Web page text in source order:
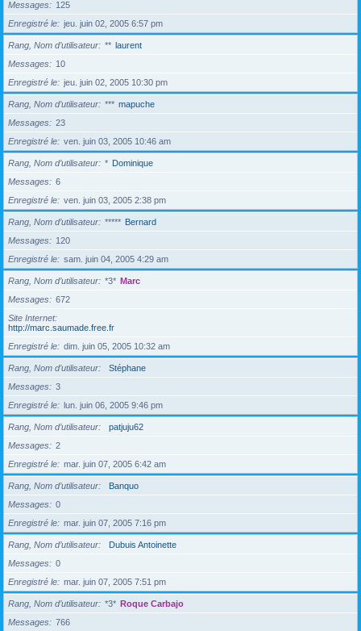
Messages
125
Enregistré le
jeu. juin 02, 2005 6:57 pm
Rang, Nom d’utilisateur ** laurent
Messages
10
Enregistré le
jeu. juin 02, 2005 10:30 pm
Rang, Nom d’utilisateur *** mapuche
Messages
23
Enregistré le
ven. juin 03, 2005 10:46 am
Rang, Nom d’utilisateur * Dominique
Messages
6
Enregistré le
ven. juin 03, 2005 2:38 pm
Rang, Nom d’utilisateur ***** Bernard
Messages
120
Enregistré le
sam. juin 04, 2005 4:29 am
Rang, Nom d’utilisateur *3* Marc
Messages
672
Site Internet
http://marc.saumade.free.fr
Enregistré le
dim. juin 05, 2005 10:32 am
Rang, Nom d’utilisateur
Stéphane
Messages
3
Enregistré le
lun. juin 06, 2005 9:46 pm
Rang, Nom d’utilisateur
patjuju62
Messages
2
Enregistré le
mar. juin 07, 2005 6:42 am
Rang, Nom d’utilisateur
Banquo
Messages
0
Enregistré le
mar. juin 07, 2005 7:16 pm
Rang, Nom d’utilisateur
Dubuis Antoinette
Messages
0
Enregistré le
mar. juin 07, 2005 7:51 pm
Rang, Nom d’utilisateur *3* Roque Carbajo
Messages
766